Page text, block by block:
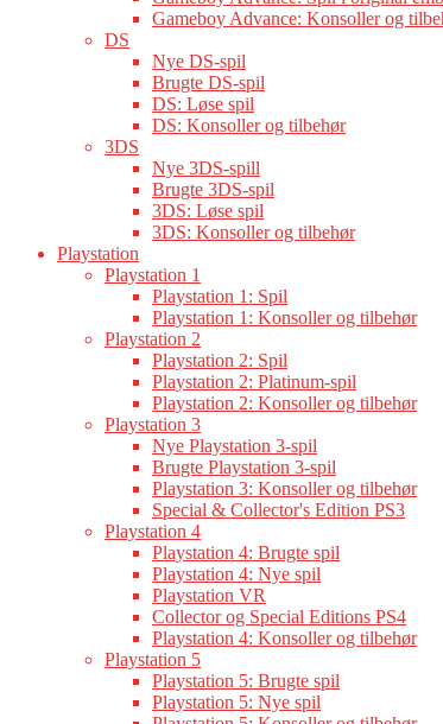
Gameboy Advance: Konsoller og
DS
Nye DS-spil
Brugte DS-spil
DS: Løse spil
DS: Konsoller og tilbehør
3DS
Nye 3DS-spill
Brugte 3DS-spil
3DS: Løse spil
3DS: Konsoller og tilbehør
Playstation
Playstation 1
Playstation 1: Spil
Playstation 1: Konsoller og tilbehør
Playstation 2
Playstation 2: Spil
Playstation 2: Platinum-spil
Playstation 2: Konsoller og tilbehør
Playstation 3
Nye Playstation 3-spil
Brugte Playstation 3-spil
Playstation 3: Konsoller og tilbehør
Special & Collector's Edition PS3
Playstation 4
Playstation 4: Brugte spil
Playstation 4: Nye spil
Playstation VR
Collector og Special Editions PS4
Playstation 4: Konsoller og tilbehør
Playstation 5
Playstation 5: Brugte spil
Playstation 5: Nye spil